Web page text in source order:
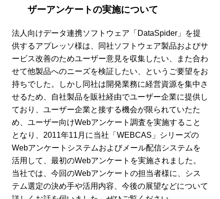
ザーアンケートの実施について
法人向けデータ連携ソフトウェア「DataSpider」を提
供するアプレッソ様は、同社ソフトウェア製品およびサ
ービス改善のためユーザー意見を収集したい、また合わ
せて他製品へのニーズを検証したい、というご要望をお
持ちでした。しかし同社は開発業務に経営資源を集中さ
せるため、自社製品を販社経由でユーザー企業に提供し
ており、ユーザー企業と接する機会が限られていたた
め、ユーザー向けWebアンケート調査を実施すること
となり、2011年11月に当社「WEBCAS」シリーズの
Webアンケートシステムおよびメール配信システムを
活用して、最初のWebアンケートを実施されました。
当社では、今回のWebアンケートの担当者様に、シス
テム選定の決め手や活用内容、今後の展望などについて